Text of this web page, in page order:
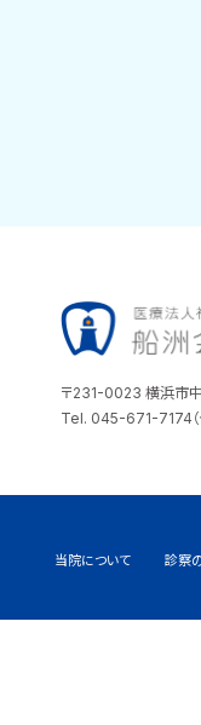
〒231-0023 横浜市
Tel. 045-671-7174
当院について 診察